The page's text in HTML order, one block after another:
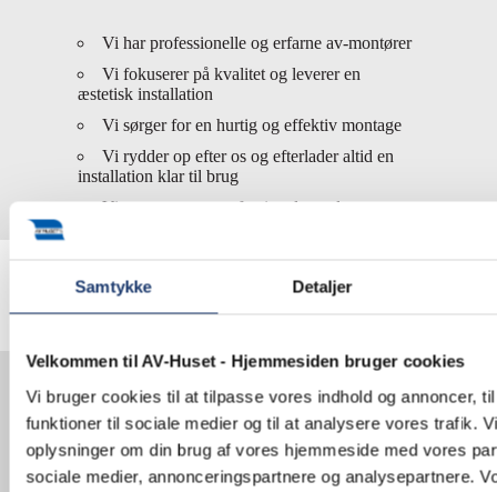
Samtykke Detaljer
Velkommen til AV-Huset - Hjemmesiden bruger cookies
Vi bruger cookies til at tilpasse vores indhold og annoncer,
funktioner til sociale medier og til at analysere vores trafik.
oplysninger om din brug af vores hjemmeside med vores
sociale medier, annonceringspartnere og analysepartnere.
Vi har professionelle og erfarne av-montører
Vi fokuserer på kvalitet og leverer en
æstetisk installation
Vi sørger for en hurtig og effektiv montage
Vi rydder op efter os og efterlader altid en
installation klar til brug
Vi garanterer et professionelt resultat
Lad os stå for
montagen af jeres
AV-udstyr